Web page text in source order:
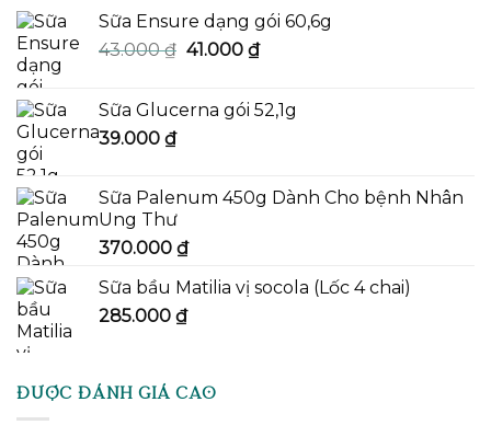
Sữa Ensure dạng gói 60,6g
43.000₫ Giá
43.000 ₫.
41.000 ₫Giá
là:
Sữa Glucerna gói 52,1g
39.000 ₫
Sữa Palenum 450g Dành Cho bệnh Nhân
Ung Thư
370.000 ₫
Sữa bầu Matilia vị socola (Lốc 4 chai)
285.000 ₫
ĐƯỢC ĐÁNH GIÁ CAO